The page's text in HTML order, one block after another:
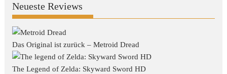
Neueste Reviews
Das Original ist zurück – Metroid Dread
The Legend of Zelda: Skyward Sword HD